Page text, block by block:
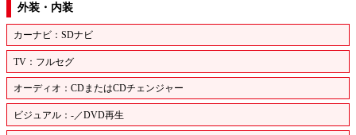
外装・内装
カーナビ：SDナビ
TV：フルセグ
オーディオ：CDまたはCDチェンジャー
ビジュアル：-／DVD再生